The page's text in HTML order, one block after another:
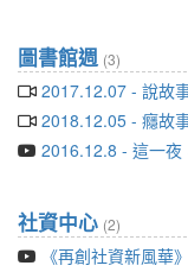
圖書館週 (3)
2017.12.07 - 說故
2018.12.05 - 癮故
2016.12.8 - 這一夜
社資中心 (2)
《再創社資新風華》